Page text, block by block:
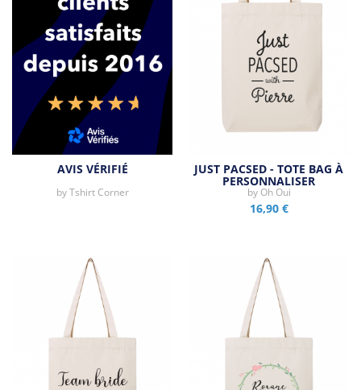
AVIS VÉRIFIÉ
byTshirt Corner
JUST PACSED - TOTE BAG À
PERSONNALISER
by Oh Oui
16,90 €